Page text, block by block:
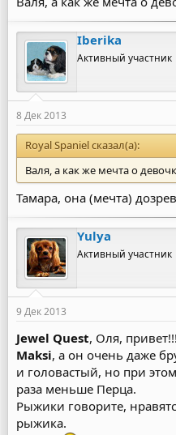
Iberika
Активный участник
8 Дек 2013
Royal Spaniel сказал(а):
Валя, а как же мечта о
Тамара, она (мечта)
Yulya
Активный участник
9 Дек 2013
Jewel Quest, Оля, привет!!!
Maksi, а он очень даже
и головастый, но при
раза меньше Перца.
Рыжики говорите,
рыжика.